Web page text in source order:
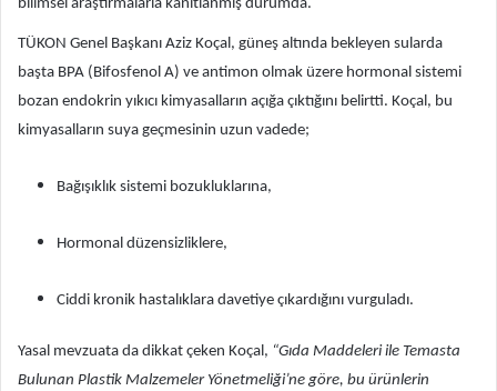
bilimsel araştırmalarla kanıtlanmış durumda.
TÜKON Genel Başkanı Aziz Koçal, güneş altında bekleyen sularda
başta BPA (Bifosfenol A) ve antimon olmak üzere hormonal sistemi
bozan endokrin yıkıcı kimyasalların açığa çıktığını belirtti. Koçal, bu
kimyasalların suya geçmesinin uzun vadede;
Bağışıklık sistemi bozukluklarına,
Hormonal düzensizliklere,
Ciddi kronik hastalıklara davetiye çıkardığını vurguladı.
Yasal mevzuata da dikkat çeken Koçal, “Gıda Maddeleri ile Temasta
Bulunan Plastik Malzemeler Yönetmeliği’ne göre, bu ürünlerin